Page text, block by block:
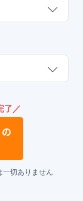
了／
の
切ありません